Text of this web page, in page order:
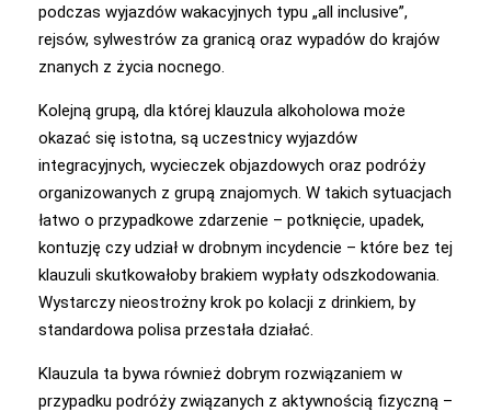
podczas wyjazdów wakacyjnych typu „all inclusive”,
rejsów, sylwestrów za granicą oraz wypadów do krajów
znanych z życia nocnego.
Kolejną grupą, dla której klauzula alkoholowa może
okazać się istotna, są uczestnicy wyjazdów
integracyjnych, wycieczek objazdowych oraz podróży
organizowanych z grupą znajomych. W takich sytuacjach
łatwo o przypadkowe zdarzenie – potknięcie, upadek,
kontuzję czy udział w drobnym incydencie – które bez tej
klauzuli skutkowałoby brakiem wypłaty odszkodowania.
Wystarczy nieostrożny krok po kolacji z drinkiem, by
standardowa polisa przestała działać.
Klauzula ta bywa również dobrym rozwiązaniem w
przypadku podróży związanych z aktywnością fizyczną –